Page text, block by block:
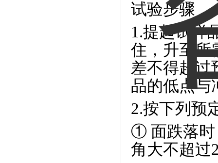
试验步骤
1.提起试样
住，升至所
差不得超过
品的低点与
2.按下列预
① 面跌落
角大不超过